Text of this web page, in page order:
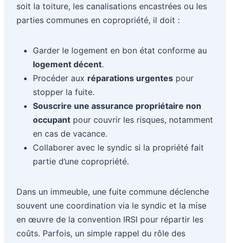
soit la toiture, les canalisations encastrées ou les
parties communes en copropriété, il doit :
Garder le logement en bon état conforme au
logement décent.
Procéder aux réparations urgentes pour
stopper la fuite.
Souscrire une assurance propriétaire non
occupant pour couvrir les risques, notamment
en cas de vacance.
Collaborer avec le syndic si la propriété fait
partie d’une copropriété.
Dans un immeuble, une fuite commune déclenche
souvent une coordination via le syndic et la mise
en œuvre de la convention IRSI pour répartir les
coûts. Parfois, un simple rappel du rôle des